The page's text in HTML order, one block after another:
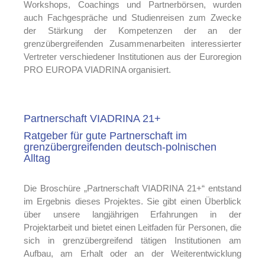
Workshops, Coachings und Partnerbörsen, wurden
auch Fachgespräche und Studienreisen zum Zwecke
der Stärkung der Kompetenzen der an der
grenzübergreifenden Zusammenarbeiten interessierter
Vertreter verschiedener Institutionen aus der Euroregion
PRO EUROPA VIADRINA organisiert.
Partnerschaft VIADRINA 21+
Ratgeber für gute Partnerschaft im
grenzübergreifenden deutsch-polnischen
Alltag
Die Broschüre „Partnerschaft VIADRINA 21+“ entstand
im Ergebnis dieses Projektes. Sie gibt einen Überblick
über unsere langjährigen Erfahrungen in der
Projektarbeit und bietet einen Leitfaden für Personen, die
sich in grenzübergreifend tätigen Institutionen am
Aufbau, am Erhalt oder an der Weiterentwicklung